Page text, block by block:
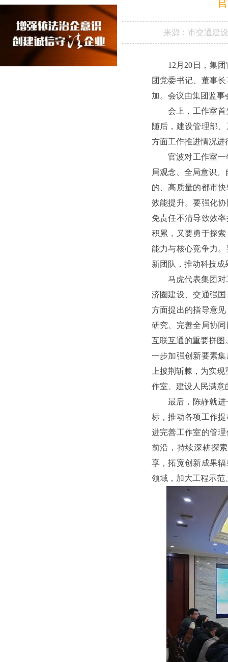
来源： 市交通建
12月20日，集
团党委书记、董事
加。会议由集团监
会上，工作室
随后，建设管理部
方面工作推进情况进
官波对工作室
局观念、全局意识
的、高质量的都市
效能提升。要强化
免责任不清导致效
积累，又要勇于探
能力与核心竞争力
新团队，推动科技成
马虎代表集团
济圈建设、交通强
方面提出的指导意
研究、完善全局协
互联互通的重要拼
一步加强创新要素
上披荆斩棘，为实
作室、建设人民满意
最后，陈静就
标，推动各项工作
进完善工作室的管
前沿，持续深耕探
享，拓宽创新成果
领域，加大工程示范